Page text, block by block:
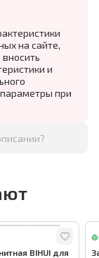
на сайте,
и
при
BIHUI для